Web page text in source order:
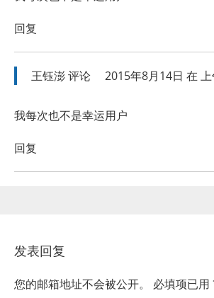
回复
王钰澎评论 2015年8月14日 在
我每次也不是幸运用户
回复
发表回复
您的邮箱地址不会被公开。 必填项已用